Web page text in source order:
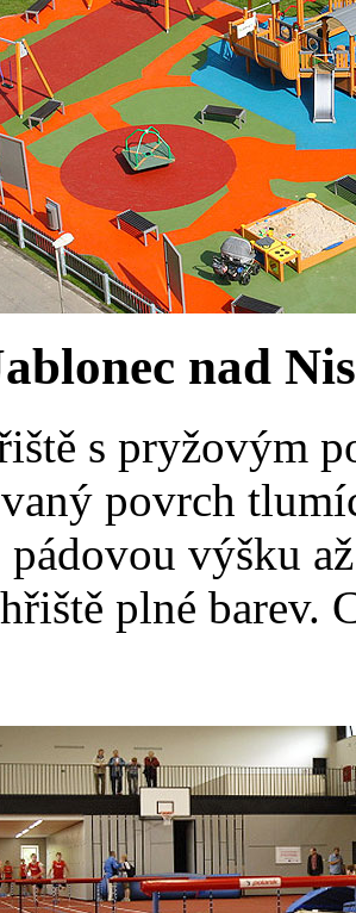
nad
s pryžovým
povrch
pádovou výšku
plné barev.